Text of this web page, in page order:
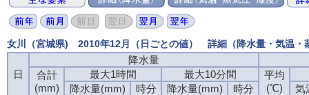
女川（宮城県) 2010年12月（日ごとの値） 詳細（降水量・気温・
日
降水量
合計
(mm)
最大1時間 最大10分間
平均
(℃)
降水量(mm) 時分 降水量(mm) 時分
気